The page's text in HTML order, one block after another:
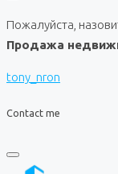
Пожалуйста,
Продажа
tony_nron
Contact me